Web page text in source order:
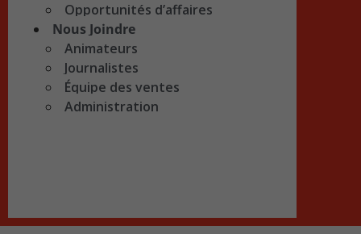
Opportunités d’affaires
Nous Joindre
Animateurs
Journalistes
Équipe des ventes
Administration